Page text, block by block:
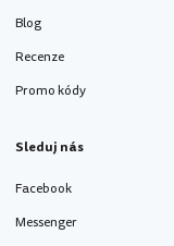
Blog
Recenze
Promo kódy
Sleduj nás
Facebook
Messenger